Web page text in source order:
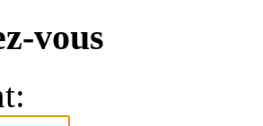
vous